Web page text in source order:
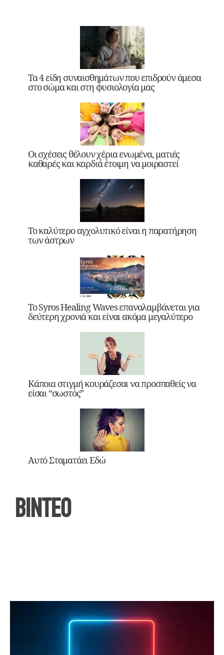
Τα 4 είδη συναισθημάτων που επιδρούν άμεσα
στο σώμα και στη φυσιολογία μας
Οι σχέσεις θέλουν χέρια ενωμένα, ματιές
καθαρές και καρδιά έτοιμη να μοιραστεί
Το καλύτερο αγχολυτικό είναι η παρατήρηση
των άστρων
Το Syros Healing Waves επαναλαμβάνεται για
δεύτερη χρονιά και είναι ακόμα μεγαλύτερο
Κάποια στιγμή κουράζεσαι να προσπαθείς να
είσαι “σωστός”
Αυτό Σταματάει Εδώ
ΒΙΝΤΕΟ